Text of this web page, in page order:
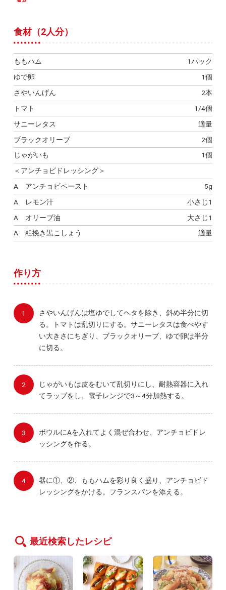
食材（2人分）
ももハム
1パック
ゆで卵
1個
さやいんげん
2本
トマト
1/4個
サニーレタス
適量
ブラックオリーブ
2個
じゃがいも
1個
＜アンチョビドレッシング＞
A アンチョビペースト
5g
A レモン汁
小さじ1
A オリーブ油
大さじ1
A 粗挽き黒こしょう
適量
作り方
さやいんげんは塩ゆでしてヘタを除き、斜め半分に切
る。トマトは乱切りにする。サニーレタスは食べやす
い大きさにちぎり、ブラックオリーブ、ゆで卵は半分
に切る。
じゃがいもは皮をむいて乱切りにし、耐熱容器に入れ
てラップをし、電子レンジで3～4分加熱する。
ボウルにAを入れてよく混ぜ合わせ、アンチョビドレ
ッシングを作る。
器に①、②、ももハムを彩り良く盛り、アンチョビド
レッシングをかける。フランスパンを添える。
最近検索したレシピ